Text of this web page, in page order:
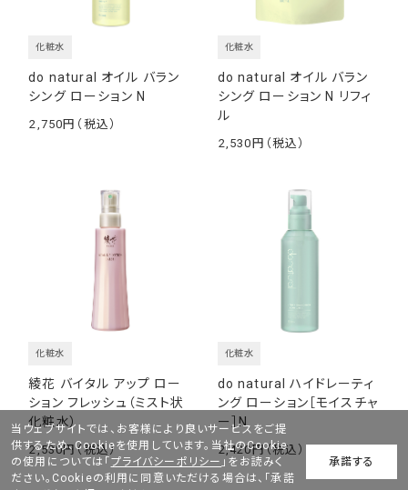
do natural オイル バラン
シング ローション N
化粧水
2,750
do natural オイル バラン
シング ローション N リフィ
ル
化粧水
2,530
綾花 バイタル アップ ロー
ション フレッシュ（ミスト状
化粧水）
化粧水
2,530
do natural ハイドレーティ
ング ローション［モイスチャ
ー］N
化粧水
2,420
当ウェブサイトでは、お客様により良いサービスをご提
供するため、Cookieを使用しています。当社のCookie
の使用については「 プライバシーポリシー 」をお読みく
ださい。Cookieの利用に同意いただける場合は、「承諾
承諾する